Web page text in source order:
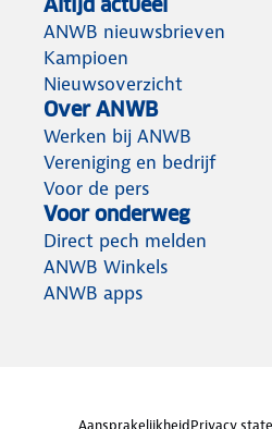
Altijd actueel
ANWB nieuwsbrieven
Kampioen
Nieuwsoverzicht
Over ANWB
Werken bij ANWB
Vereniging en bedrijf
Voor de pers
Voor onderweg
Direct pech melden
ANWB Winkels
ANWB apps